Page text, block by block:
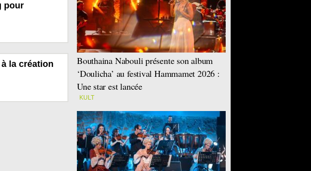
pour
la création
Bouthaina Nabouli présente son album
‘Doulicha’ au festival Hammamet 2026 :
Une star est lancée
KULT